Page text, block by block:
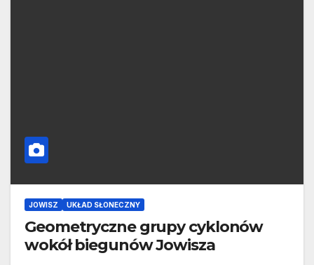
JOWISZ UKŁAD SŁONECZNY
Geometryczne grupy cyklonów
wokół biegunów Jowisza